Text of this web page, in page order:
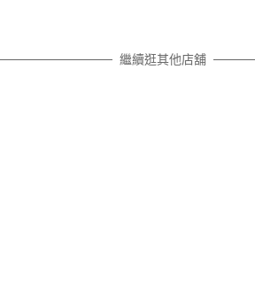
繼續逛其他店舖